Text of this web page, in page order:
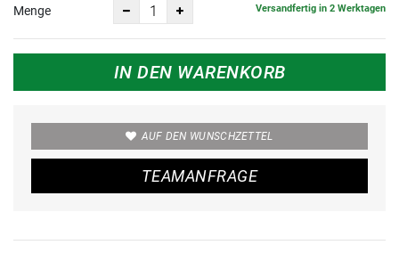
Menge Versandfertig in 2 Werktagen
IN DEN WARENKORB
AUF DEN WUNSCHZETTEL
TEAMANFRAGE